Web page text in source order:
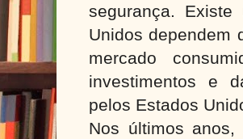
segurança.
Unidos dependem
mercado
investimentos e
pelos Estados
Nos últimos